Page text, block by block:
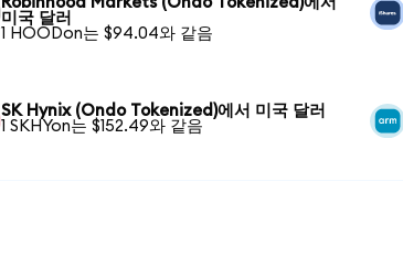
미국 달러
1 HOODon는 $94.04와 같음
SK Hynix (Ondo Tokenized)에서 미국 달러
1 SKHYon는 $152.49와 같음